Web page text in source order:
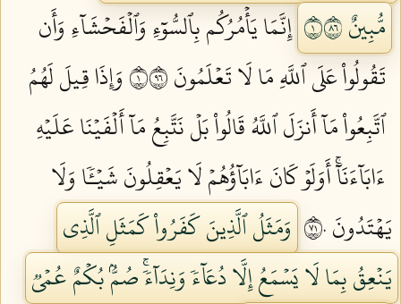
مُّبِينٌ ١٦٨
إِنَّمَا يَأۡمُرُكُم بِٱلسُّوٓءِ وَٱلۡفَحۡشَآءِ وَأَن
تَقُولُواْ عَلَى ٱللَّهِ مَا لَا تَعۡلَمُونَ ١٦٩
وَإِذَا قِيلَ لَهُمُ
ٱتَّبِعُواْ مَآ أَنزَلَ ٱللَّهُ قَالُواْ بَلۡ نَتَّبِعُ مَآ أَلۡفَيۡنَا عَلَيۡهِ
ءَابَآءَنَآۚ أَوَلَوۡ كَانَ ءَابَآؤُهُمۡ لَا يَعۡقِلُونَ شَيۡـٔٗا وَلَا
يَهۡتَدُونَ ١٧٠
وَمَثَلُ ٱلَّذِينَ كَفَرُواْ كَمَثَلِ ٱلَّذِي
يَنۡعِقُ بِمَا لَا يَسۡمَعُ إِلَّا دُعَآءٗ وَنِدَآءٗۚ صُمُّۢ بُكۡمٌ عُمۡيٞ